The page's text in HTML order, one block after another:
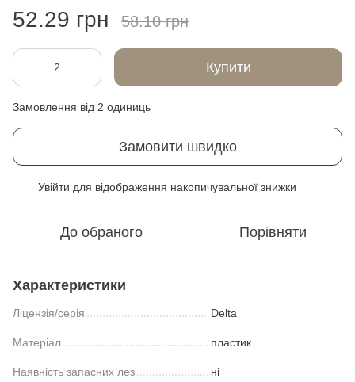
52.29 грн 58.10 грн
Купити
Замовлення від 2 одиниць
Замовити швидко
Увійти для відображення накопичувальної знижки
До обраного Порівняти
Характеристики
Ліцензія/серія Delta
Матеріал пластик
Наявність запасних лез ні